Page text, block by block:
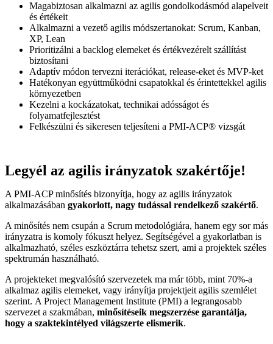
Magabiztosan alkalmazni az agilis gondolkodásmód alapelveit
és értékeit
Alkalmazni a vezető agilis módszertanokat: Scrum, Kanban,
XP, Lean
Prioritizálni a backlog elemeket és értékvezérelt szállítást
biztosítani
Adaptív módon tervezni iterációkat, release-eket és MVP-ket
Hatékonyan együttműködni csapatokkal és érintettekkel agilis
környezetben
Kezelni a kockázatokat, technikai adósságot és
folyamatfejlesztést
Felkészülni és sikeresen teljesíteni a PMI-ACP® vizsgát
Legyél az agilis irányzatok szakértője!
A PMI-ACP minősítés bizonyítja, hogy az agilis irányzatok
alkalmazásában gyakorlott, nagy tudással rendelkező szakértő.
A minősítés nem csupán a Scrum metodológiára, hanem egy sor más
irányzatra is komoly fókuszt helyez. Segítségével a gyakorlatban is
alkalmazható, széles eszköztárra tehetsz szert, ami a projektek széles
spektrumán használható.
A projekteket megvalósító szervezetek ma már több, mint 70%-a
alkalmaz agilis elemeket, vagy irányítja projektjeit agilis szemlélet
szerint. A Project Management Institute (PMI) a legrangosabb
szervezet a szakmában, minősítéseik megszerzése garantálja,
hogy a szaktekintélyed világszerte elismerik.